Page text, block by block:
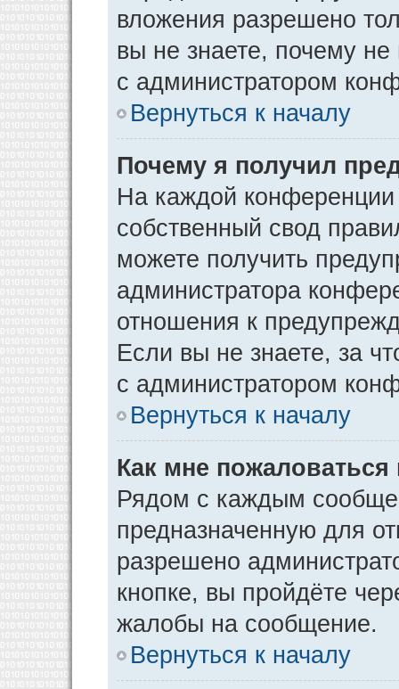
вложения разрешено
вы не знаете, почему
с администратором
Вернуться к началу
Почему я получил
На каждой конференции
собственный свод
можете получить
администратора
отношения к
Если вы не знаете, за
с администратором
Вернуться к началу
Как мне
Рядом с каждым
предназначенную для
разрешено
кнопке, вы пройдёте
жалобы на сообщение.
Вернуться к началу